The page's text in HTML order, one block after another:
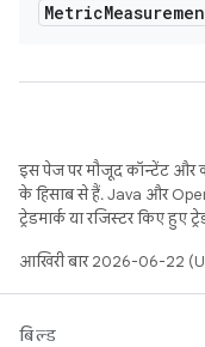
Metric
इस पेज पर मौजूद कॉन्टेंट और
के हिसाब से हैं. Java और
ट्रेडमार्क या रजिस्टर किए हुए
आखिरी बार 2026-06-22
बिल्ड